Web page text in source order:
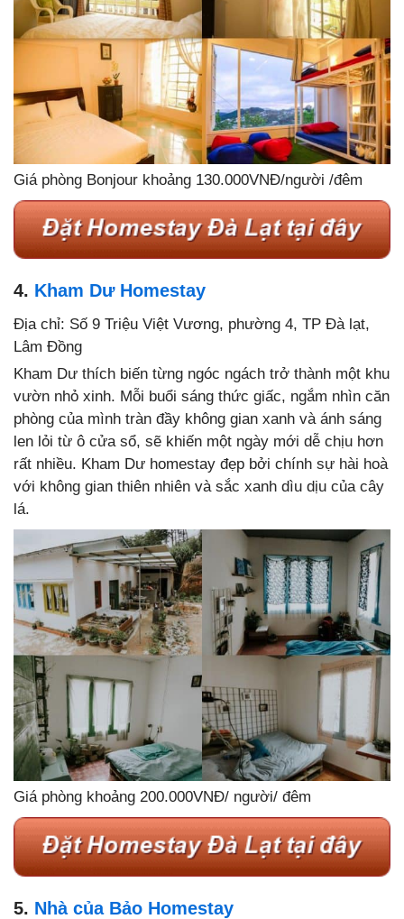
Giá phòng Bonjour khoảng 130.000VNĐ/người /đêm
4. Kham Dư Homestay
Địa chỉ: Số 9 Triệu Việt Vương, phường 4, TP Đà lạt,
Lâm Đồng
Kham Dư thích biến từng ngóc ngách trở thành một khu
vườn nhỏ xinh. Mỗi buổi sáng thức giấc, ngắm nhìn căn
phòng của mình tràn đầy không gian xanh và ánh sáng
len lỏi từ ô cửa sổ, sẽ khiến một ngày mới dễ chịu hơn
rất nhiều. Kham Dư homestay đẹp bởi chính sự hài hoà
với không gian thiên nhiên và sắc xanh dìu dịu của cây
lá.
Giá phòng khoảng 200.000VNĐ/ người/ đêm
5. Nhà của Bảo Homestay